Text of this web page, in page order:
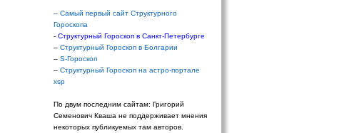
– Самый первый сайт Структурного
Гороскопа
- Структурный Гороскоп в Санкт-Петербурге
– Структурный Гороскоп в Болгарии
– S-Гороскоп
– Структурный Гороскоп на астро-портале
xsp
По двум последним сайтам: Григорий
Семенович Кваша не поддерживает мнения
некоторых публикуемых там авторов.